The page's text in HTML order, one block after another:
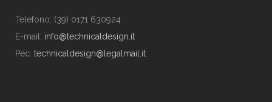
Telefono: (39) 0171 630924
E-mail: info@technicaldesign.it
Pec: technicaldesign@legalmail.it